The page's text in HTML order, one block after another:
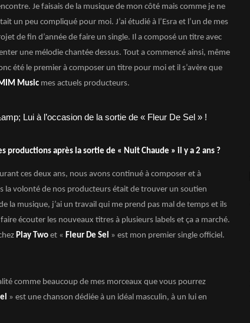
Je faisais de la musique de mon côté mais comme je ne
un peu compliqué pour moi. J’ai étudié à l’Esra et l’un de mes
de fin d’année de faire un single. Il a composé un titre avec
une mélodie chantée dessus. Tout a commencé ainsi, même
été le premier à composer un titre pour moi et il s’avère que
Music mes actuels producteurs.
productions après la sortie de « Nuit Chaude » il y a 2 ans ?
ces deux ans, nous avons continué à composer et à
la volonté de nos producteurs était de trouver un soutien
la musique, j’ai un travail qui me prend pas mal de temps et ils
écouter les nouveaux titres à plusieurs labels et ça a marché.
Play Two et « Fleur De Sel » est mon premier single officiel.
comme beaucoup de mes morceaux que vous pourrez
» est une chanson dédiée à un idéal masculin, à un lui en